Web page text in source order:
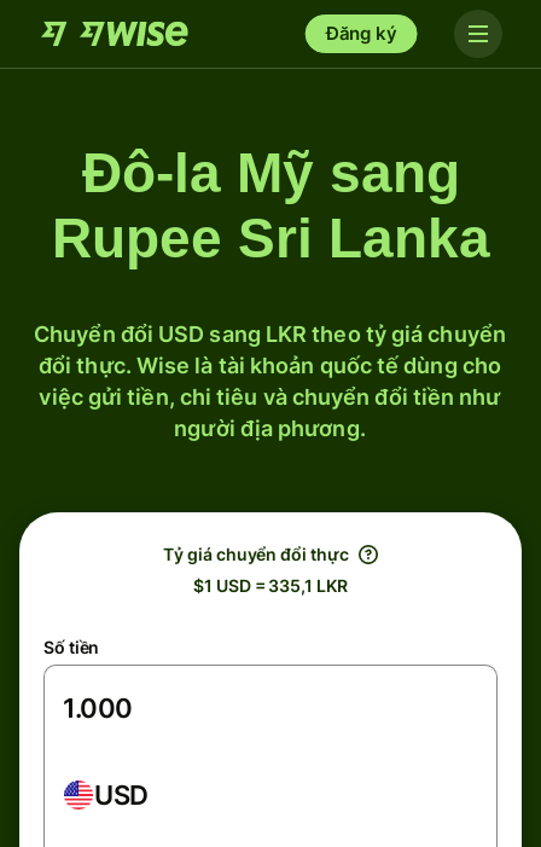
Đăng ký
Đô-la Mỹ sang
Rupee Sri Lanka
Chuyển đổi USD sang LKR theo tỷ giá chuyển
đổi thực. Wise là tài khoản quốc tế dùng cho
việc gửi tiền, chi tiêu và chuyển đổi tiền như
người địa phương.
Tỷ giá chuyển đổi thực
$1 USD = 335,1 LKR
Số tiền
USD